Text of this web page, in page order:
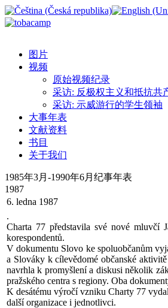
图片
视频
原始视频纪录
采访: 反极权主义和抵抗共
采访: 示威游行的学生领袖
大事年表
文献资料
书目
关于我们
1985年3月-1990年6月纪事年表
1987
6. ledna 1987
.
Charta 77 představila své nové mluvčí
korespondentů.
V dokumentu Slovo ke spoluobčanům
a Slováky k cílevědomé občanské
navrhla k promyšlení a diskusi několik
pražského centra s regiony. Oba
K desátému výročí vzniku Charty 77
další organizace i jednotlivci.